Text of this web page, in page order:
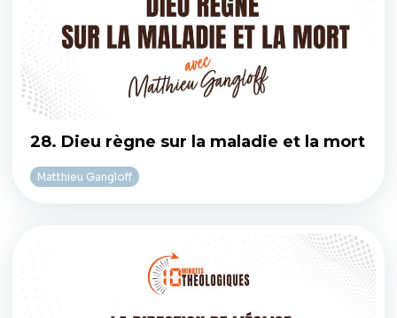
28. Dieu règne sur la maladie et la mort
Matthieu Gangloff